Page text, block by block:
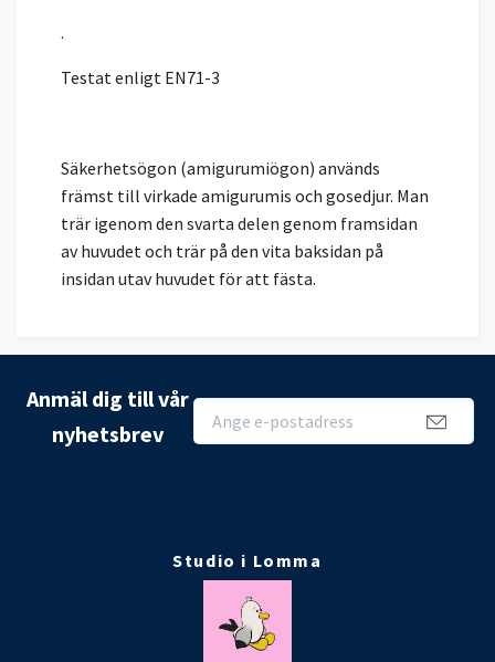
.
Testat enligt EN71-3
Säkerhetsögon (amigurumiögon) används
främst till virkade amigurumis och gosedjur. Man
trär igenom den svarta delen genom framsidan
av huvudet och trär på den vita baksidan på
insidan utav huvudet för att fästa.
Anmäl dig till vår
nyhetsbrev
Studio i Lomma